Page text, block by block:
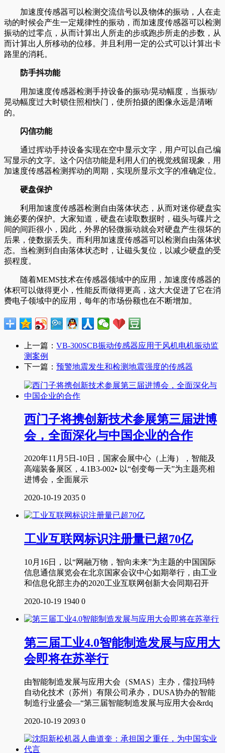
加速度传感器可以检测交流信号以及物体的振动，人在走
动的时候会产生一定规律性的振动，而加速度传感器可以检测
振动的过零点，从而计算出人所走的步或跑步所走的步数，从
而计算出人所移动的位移。并且利用一定的公式可以计算出卡
路里的消耗。
防手抖功能
用加速度传感器检测手持设备的振动/晃动幅度，当振动/
晃动幅度过大时锁住照相快门，使所拍摄的图像永远是清晰
的。
闪信功能
通过挥动手持设备实现在空中显示文字，用户可以自己编
写显示的文字。这个闪信功能是利用人们的视觉残留现象，用
加速度传感器检测挥动的周期，实现所显示文字的准确定位。
硬盘保护
利用加速度传感器检测自由落体状态，从而对迷你硬盘实
施必要的保护。大家知道，硬盘在读取数据时，磁头与碟片之
间的间距很小，因此，外界的轻微振动就会对硬盘产生很坏的
后果，使数据丢失。而利用加速度传感器可以检测自由落体状
态。当检测到自由落体状态时，让磁头复位，以减少硬盘的受
损程度。
随着MEMS技术在传感器领域中的应用，加速度传感器的
体积可以做得更小，性能反而做得更高，这大大促进了它在消
费电子领域中的应用，每年的市场份额也在不断增加。
上一篇： VB-300SCB振动传感器应用于风机电机振动监
测案例
下一篇： 预警地震发生和检测地震强度的传感器
西门子将携创新技术参展第三届进博
会，全面深化与中国企业的合作
2020年11月5日-10日，国家会展中心（上海），智能及
高端装备展区，4.1B3-002• 以“创变每一天”为主题亮相
进博会，全面展示
2020-10-19 2035 0
工业互联网标识注册量已超70亿
10月16日，以“网融万物，智向未来”为主题的中国国际
信息通信展览会在北京国家会议中心如期举行，由工业
和信息化部主办的2020工业互联网创新大会同期召开
2020-10-19 1940 0
第三届工业4.0智能制造发展与应用大
会即将在苏举行
由智能制造发展与应用大会（SMAS）主办，儒拉玛特
自动化技术（苏州）有限公司承办，DUSA协办的智能
制造行业盛会—“第三届智能制造发展与应用大会&rdq
2020-10-19 2093 0